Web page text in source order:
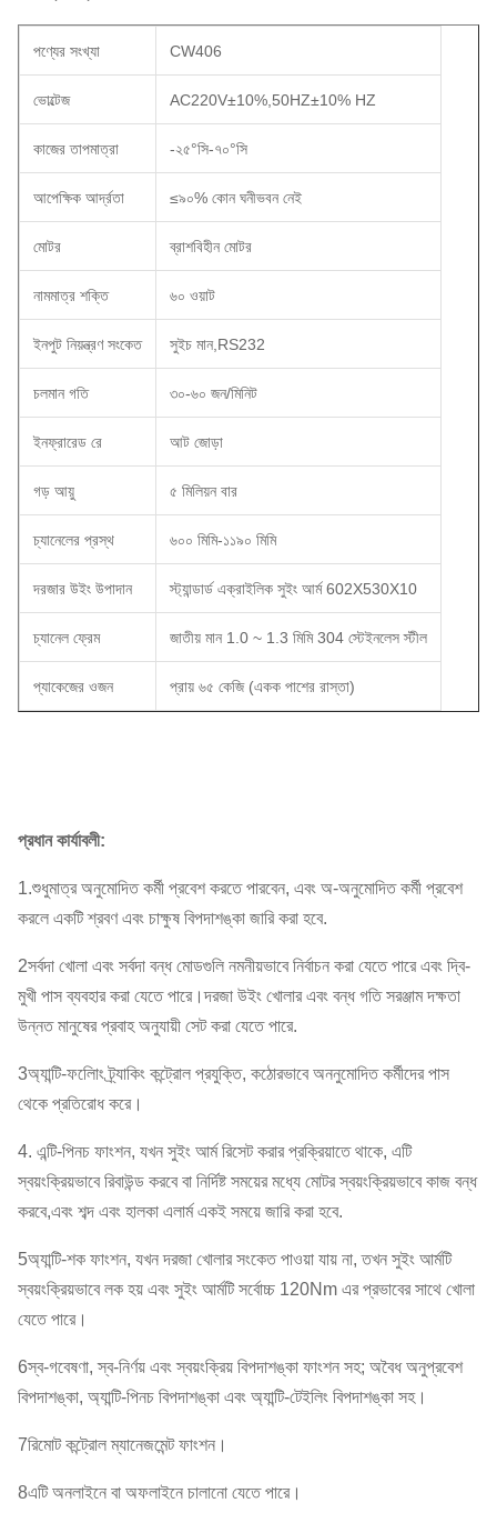
পণ্যের সংখ্যা CW406
ভোল্টেজ AC220V±10%,50HZ±10% HZ
কাজের তাপমাত্রা -২৫°সি-৭০°সি
আপেক্ষিক আর্দ্রতা ≤৯০% কোন ঘনীভবন নেই
মোটর ব্রাশবিহীন মোটর
নামমাত্র শক্তি ৬০ ওয়াট
ইনপুট নিয়ন্ত্রণ সংকেত সুইচ মান,RS232
চলমান গতি ৩০-৬০ জন/মিনিট
ইনফ্রারেড রে আট জোড়া
গড় আয়ু ৫ মিলিয়ন বার
চ্যানেলের প্রস্থ ৬০০ মিমি-১১৯০ মিমি
দরজার উইং উপাদান স্ট্যান্ডার্ড এক্রাইলিক সুইং আর্ম 602X530X10
চ্যানেল ফ্রেম জাতীয় মান 1.0 ~ 1.3 মিমি 304 স্টেইনলেস স্টীল
প্যাকেজের ওজন প্রায় ৬৫ কেজি (একক পাশের রাস্তা)
প্রধান কার্যাবলী:
1.শুধুমাত্র অনুমোদিত কর্মী প্রবেশ করতে পারবেন, এবং অ-অনুমোদিত কর্মী প্রবেশ
করলে একটি শ্রবণ এবং চাক্ষুষ বিপদাশঙ্কা জারি করা হবে.
2সর্বদা খোলা এবং সর্বদা বন্ধ মোডগুলি নমনীয়ভাবে নির্বাচন করা যেতে পারে এবং দ্বি-
মুখী পাস ব্যবহার করা যেতে পারে।দরজা উইং খোলার এবং বন্ধ গতি সরঞ্জাম দক্ষতা
উন্নত মানুষের প্রবাহ অনুযায়ী সেট করা যেতে পারে.
3অ্যান্টি-ফলোিং ট্র্যাকিং কন্ট্রোল প্রযুক্তি, কঠোরভাবে অননুমোদিত কর্মীদের পাস
থেকে প্রতিরোধ করে।
4. এন্টি-পিনচ ফাংশন, যখন সুইং আর্ম রিসেট করার প্রক্রিয়াতে থাকে, এটি
স্বয়ংক্রিয়ভাবে রিবাউন্ড করবে বা নির্দিষ্ট সময়ের মধ্যে মোটর স্বয়ংক্রিয়ভাবে কাজ বন্ধ
করবে,এবং শব্দ এবং হালকা এলার্ম একই সময়ে জারি করা হবে.
5অ্যান্টি-শক ফাংশন, যখন দরজা খোলার সংকেত পাওয়া যায় না, তখন সুইং আর্মটি
স্বয়ংক্রিয়ভাবে লক হয় এবং সুইং আর্মটি সর্বোচ্চ 120Nm এর প্রভাবের সাথে খোলা
যেতে পারে।
6স্ব-গবেষণা, স্ব-নির্ণয় এবং স্বয়ংক্রিয় বিপদাশঙ্কা ফাংশন সহ; অবৈধ অনুপ্রবেশ
বিপদাশঙ্কা, অ্যান্টি-পিনচ বিপদাশঙ্কা এবং অ্যান্টি-টেইলিং বিপদাশঙ্কা সহ।
7রিমোট কন্ট্রোল ম্যানেজমেন্ট ফাংশন।
8এটি অনলাইনে বা অফলাইনে চালানো যেতে পারে।